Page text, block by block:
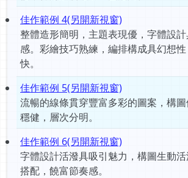
佳作範例 4(另開新視窗)
整體造形簡明，主題表現優，字體設
感。彩繪技巧熟練，編排構成具幻想
快。
佳作範例 5(另開新視窗)
流暢的線條貫穿豐富多彩的圖案，構
穩健，層次分明。
佳作範例 6(另開新視窗)
字體設計活潑具吸引魅力，構圖生動
搭配，饒富節奏感。